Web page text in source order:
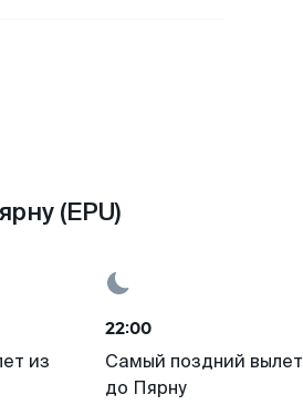
(EPU)
из
22:00
Самый поздний вылет
до Пярну